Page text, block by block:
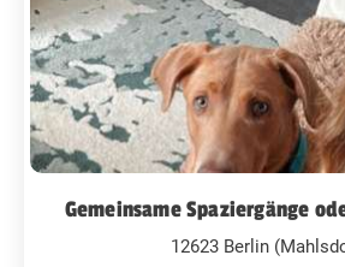
Gemeinsame Spaziergänge
12623 Berlin